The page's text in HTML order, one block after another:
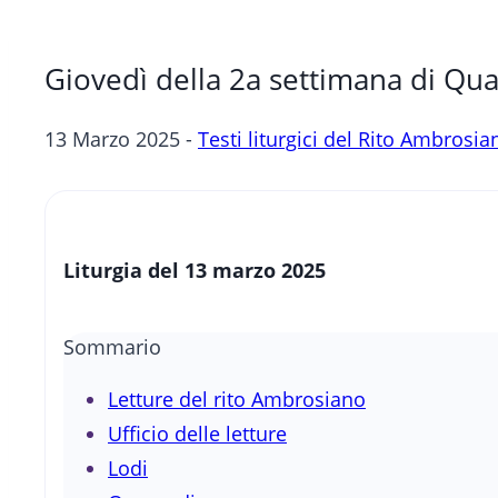
Giovedì della 2a settimana di
13 Marzo 2025 - Testi liturgici del Rito
Liturgia del 13 marzo 2025
Sommario
Letture del rito Ambrosiano
Ufficio delle letture
Lodi